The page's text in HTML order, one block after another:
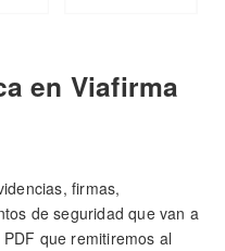
en Viafirma
firmas,
de seguridad que van a
que remitiremos al